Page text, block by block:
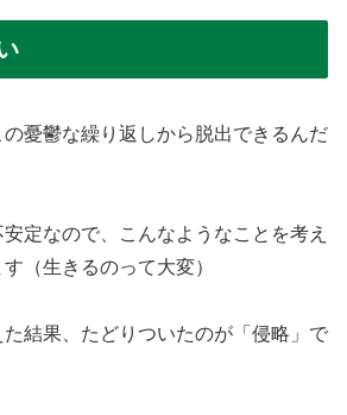
憂鬱な繰り返しから脱出できるんだ
定なので、こんなようなことを考え
（生きるのって大変）
結果、たどりついたのが「侵略」で